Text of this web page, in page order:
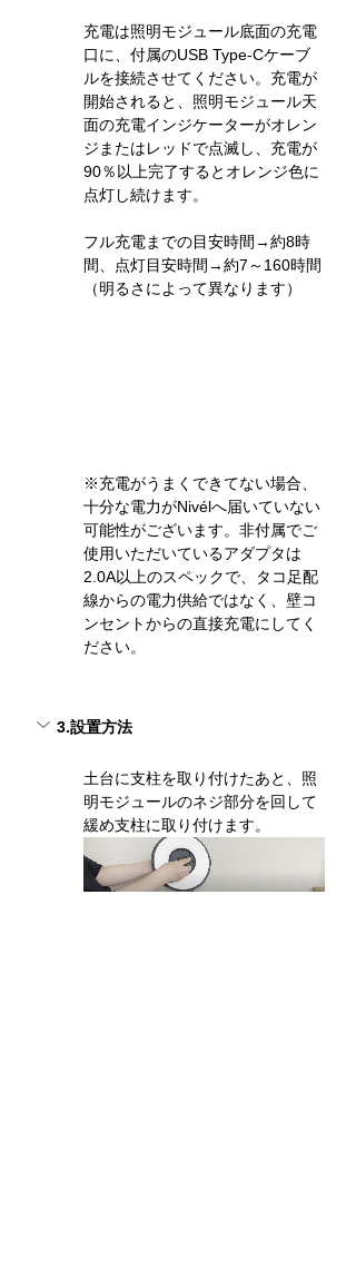
充電は照明モジュール底面の充電
口に、付属のUSB Type-Cケーブ
ルを接続させてください。充電が
開始されると、照明モジュール天
面の充電インジケーターがオレン
ジまたはレッドで点滅し、充電が
90％以上完了するとオレンジ色に
点灯し続けます。
フル充電までの目安時間→約8時
間、点灯目安時間→約7～160時間
（明るさによって異なります）
※充電がうまくできてない場合、
十分な電力がNivélへ届いていない
可能性がございます。 非付属でご
使用いただいているアダプタは
2.0A以上のスペックで、タコ足配
線からの電力供給ではなく、壁コ
ンセントからの直接充電にしてく
ださい。
3.設置方法
土台に支柱を取り付けたあと、照
明モジュールのネジ部分を回して
緩め支柱に取り付けます。